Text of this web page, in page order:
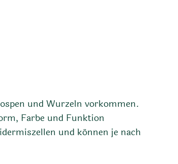
und Wurzeln vorkommen.
Farbe und Funktion
und können je nach